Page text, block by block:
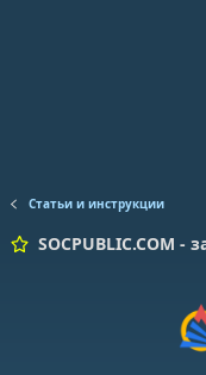
Статьи и инструкции
SOCPUBLIC.COM -